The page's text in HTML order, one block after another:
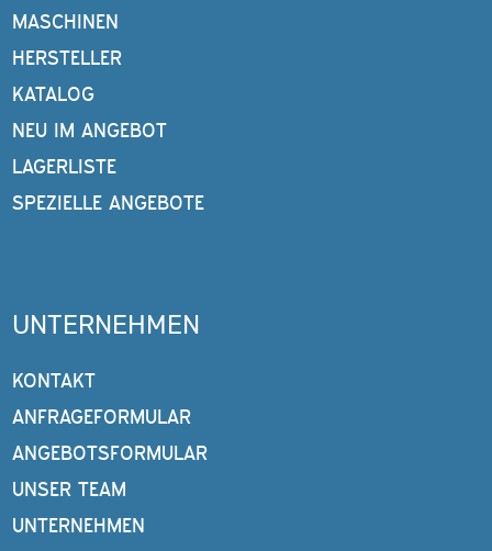
MASCHINEN
HERSTELLER
KATALOG
NEU IM ANGEBOT
LAGERLISTE
SPEZIELLE ANGEBOTE
UNTERNEHMEN
KONTAKT
ANFRAGEFORMULAR
ANGEBOTSFORMULAR
UNSER TEAM
UNTERNEHMEN